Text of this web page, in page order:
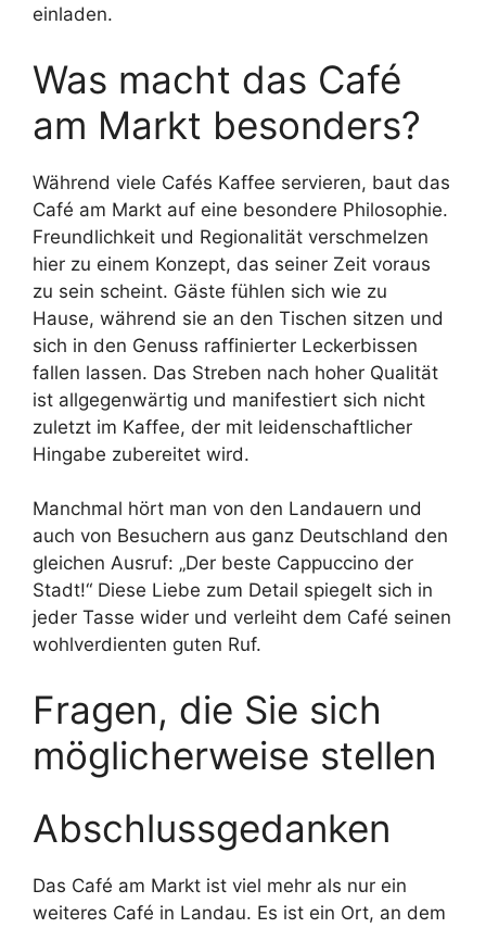
einladen.
Was macht das Café
am Markt besonders?
Während viele Cafés Kaffee servieren, baut das
Café am Markt auf eine besondere Philosophie.
Freundlichkeit und Regionalität verschmelzen
hier zu einem Konzept, das seiner Zeit voraus
zu sein scheint. Gäste fühlen sich wie zu
Hause, während sie an den Tischen sitzen und
sich in den Genuss raffinierter Leckerbissen
fallen lassen. Das Streben nach hoher Qualität
ist allgegenwärtig und manifestiert sich nicht
zuletzt im Kaffee, der mit leidenschaftlicher
Hingabe zubereitet wird.
Manchmal hört man von den Landauern und
auch von Besuchern aus ganz Deutschland den
gleichen Ausruf: „Der beste Cappuccino der
Stadt!“ Diese Liebe zum Detail spiegelt sich in
jeder Tasse wider und verleiht dem Café seinen
wohlverdienten guten Ruf.
Fragen, die Sie sich
möglicherweise stellen
Abschlussgedanken
Das Café am Markt ist viel mehr als nur ein
weiteres Café in Landau. Es ist ein Ort, an dem